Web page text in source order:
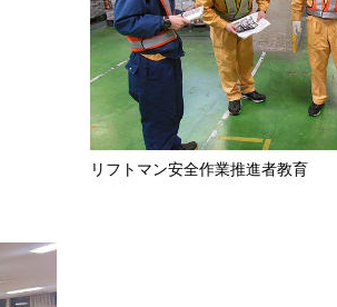
リフトマン安全作業推進者教育